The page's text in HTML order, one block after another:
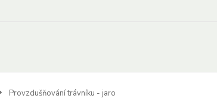
Provzdušňování trávníku - jaro